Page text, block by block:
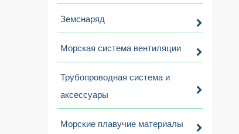
Земснаряд
Морская система вентиляции
Трубопроводная система и
аксессуары
Морские плавучие материалы